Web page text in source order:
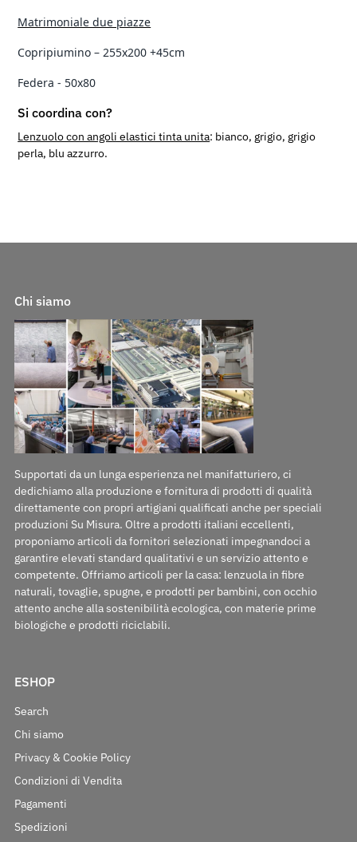
Matrimoniale due piazze
Copripiumino – 255x200 +45cm
Federa - 50x80
Si coordina con?
Lenzuolo con angoli elastici tinta unita: bianco, grigio, grigio
perla, blu azzurro.
Chi siamo
Supportati da un lunga esperienza nel manifatturiero, ci
dedichiamo alla produzione e fornitura di prodotti di qualità
direttamente con propri artigiani qualificati anche per speciali
produzioni Su Misura. Oltre a prodotti italiani eccellenti,
proponiamo articoli da fornitori selezionati impegnandoci a
garantire elevati standard qualitativi e un servizio attento e
competente. Offriamo articoli per la casa: lenzuola in fibre
naturali, tovaglie, spugne, e prodotti per bambini, con occhio
attento anche alla sostenibilità ecologica, con materie prime
biologiche e prodotti riciclabili.
ESHOP
Search
Chi siamo
Privacy & Cookie Policy
Condizioni di Vendita
Pagamenti
Spedizioni